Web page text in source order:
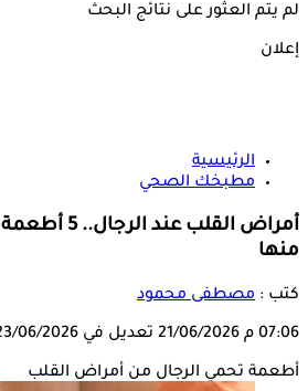
لم يتم العثور على نتائج البحث
إعلان
الرئيسية
مطبخك الصحي
أمراض القلب
منها
كتب : مصطفى محمود
07:06 م 21/06/2026 تعديل في 23/06/2026
أطعمة تحمي الرجال من أمراض القلب